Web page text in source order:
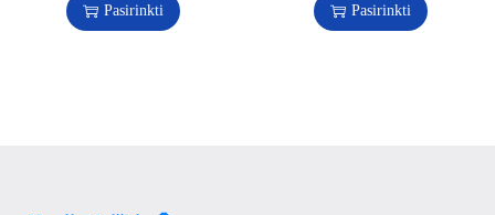
Pasirinkti Pasirinkti